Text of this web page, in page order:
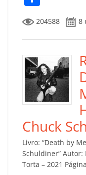
e
b
o
o
k
itt
er l
o
m
p
ar
til
h
ar
204588 8
Chuck
Livro: “Death by
Schuldiner” Autor:
Torta – 2021